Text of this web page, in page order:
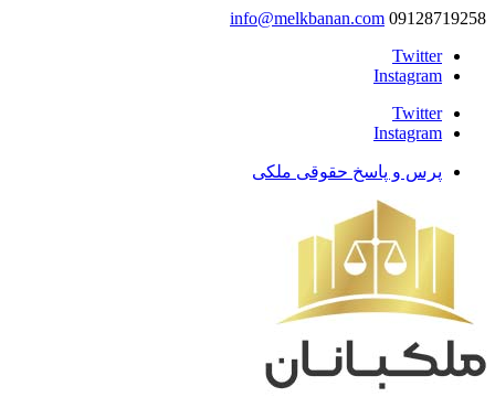
09128719258
info@melkbanan.com
Twitter
Instagram
Twitter
Instagram
پرس و پاسخ حقوقی ملکی